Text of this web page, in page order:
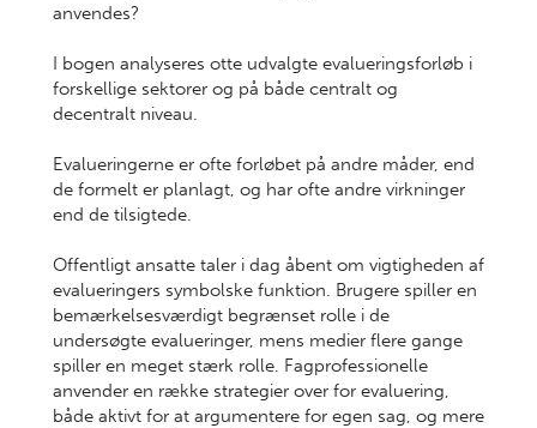
anvendes?
I bogen analyseres otte udvalgte evalueringsforløb i
forskellige sektorer og på både centralt og
decentralt niveau.
Evalueringerne er ofte forløbet på andre måder, end
de formelt er planlagt, og har ofte andre virkninger
end de tilsigtede.
Offentligt ansatte taler i dag åbent om vigtigheden af
evalueringers symbolske funktion. Brugere spiller en
bemærkelsesværdigt begrænset rolle i de
undersøgte evalueringer, mens medier flere gange
spiller en meget stærk rolle. Fagprofessionelle
anvender en række strategier over for evaluering,
både aktivt for at argumentere for egen sag, og mere